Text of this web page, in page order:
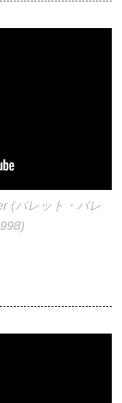
(バレット・バレ